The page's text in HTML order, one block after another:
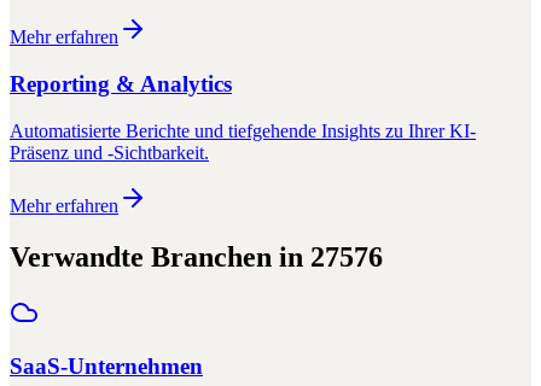
Mehr erfahren
Reporting & Analytics
Automatisierte Berichte und tiefgehende Insights zu Ihrer KI-
Präsenz und -Sichtbarkeit.
Mehr erfahren
Verwandte Branchen in 27576
SaaS-Unternehmen